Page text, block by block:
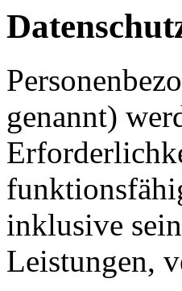
genannt)
inklusive
Leistungen,